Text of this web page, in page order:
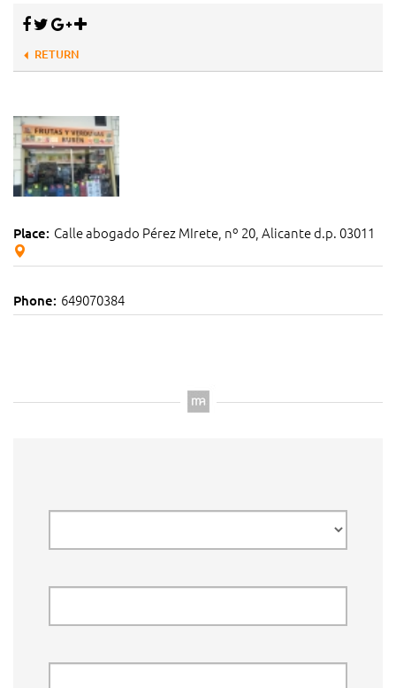
RETURN
Place: Calle abogado Pérez MIrete, nº 20, Alicante d.p. 03011
Phone: 649070384